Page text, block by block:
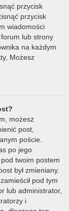
przycisk
przycisk
wiadomości
lub strony
na każdym
Możesz
możesz
post,
poście.
po jego
twoim postem
był zmieniany.
pod tym
lub administrator,
i